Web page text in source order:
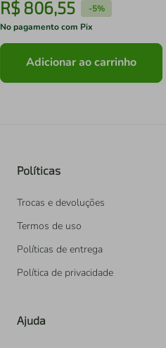
R$ 806,55 -5%
No pagamento com Pix
Adicionar ao carrinho
Políticas
Trocas e devoluções
Termos de uso
Políticas de entrega
Política de privacidade
Ajuda